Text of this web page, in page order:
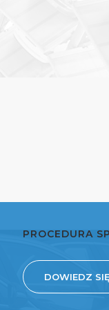
PROCEDURA
DOWIEDZ